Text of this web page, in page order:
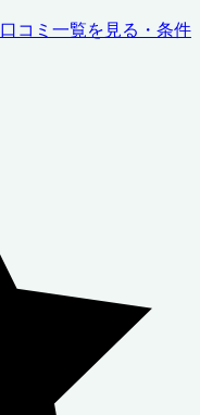
口コミ一覧を見る・条件